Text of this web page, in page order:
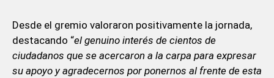
Desde el gremio valoraron positivamente la jornada,
destacando “el genuino interés de cientos de
ciudadanos que se acercaron a la carpa para expresar
su apoyo y agradecernos por ponernos al frente de esta